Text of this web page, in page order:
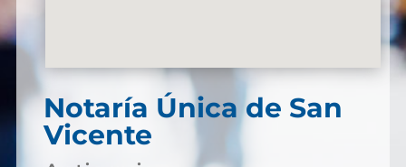
Notaría Única de San
Vicente